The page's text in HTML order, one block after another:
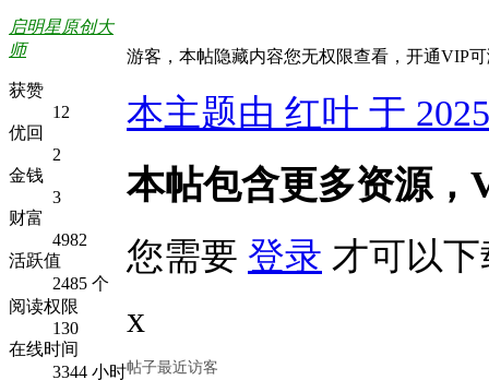
启明星原创大
师
获赞
12
优回
2
金钱
3
财富
4982
活跃值
2485 个
阅读权限
130
在线时间
3344 小时
游客，本帖隐藏内容您无权限查看，开通VIP
本主题由 红叶 于
本帖包含更多资源
您需要 登录 才可以
x
帖子最近访客